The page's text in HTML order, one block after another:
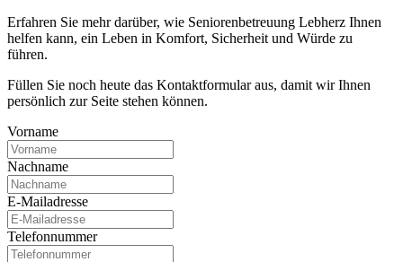
Erfahren Sie mehr darüber, wie Seniorenbetreuung Lebherz Ihnen
helfen kann, ein Leben in Komfort, Sicherheit und Würde zu
führen.
Füllen Sie noch heute das Kontaktformular aus, damit wir Ihnen
persönlich zur Seite stehen können.
Vorname
Nachname
E-Mailadresse
Telefonnummer